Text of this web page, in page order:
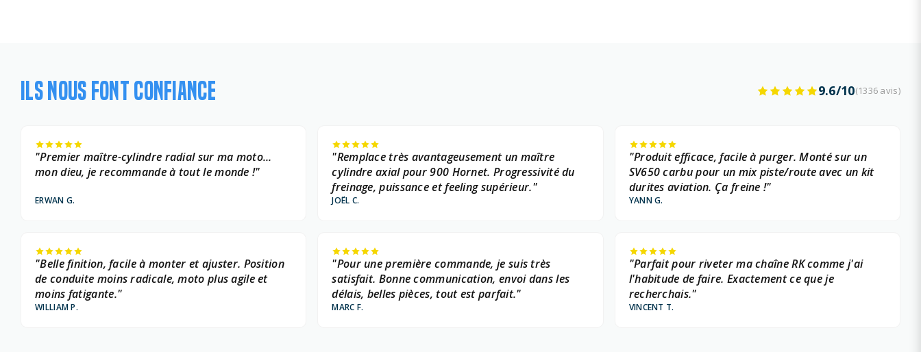
ILS NOUS FONT CONFIANCE 9.6/10(1336 avis)
"Premier maître-cylindre radial sur ma moto...
mon dieu, je recommande à tout le monde !"
ERWAN G.
"Remplace très avantageusement un maître
cylindre axial pour 900 Hornet. Progressivité du
freinage, puissance et feeling supérieur."
JOËL C.
"Produit efficace, facile à purger. Monté sur un
SV650 carbu pour un mix piste/route avec un kit
durites aviation. Ça freine !"
YANN G.
"Belle finition, facile à monter et ajuster. Position
de conduite moins radicale, moto plus agile et
moins fatigante."
WILLIAM P.
"Pour une première commande, je suis très
satisfait. Bonne communication, envoi dans les
délais, belles pièces, tout est parfait."
MARC F.
"Parfait pour riveter ma chaîne RK comme j'ai
l'habitude de faire. Exactement ce que je
recherchais."
VINCENT T.